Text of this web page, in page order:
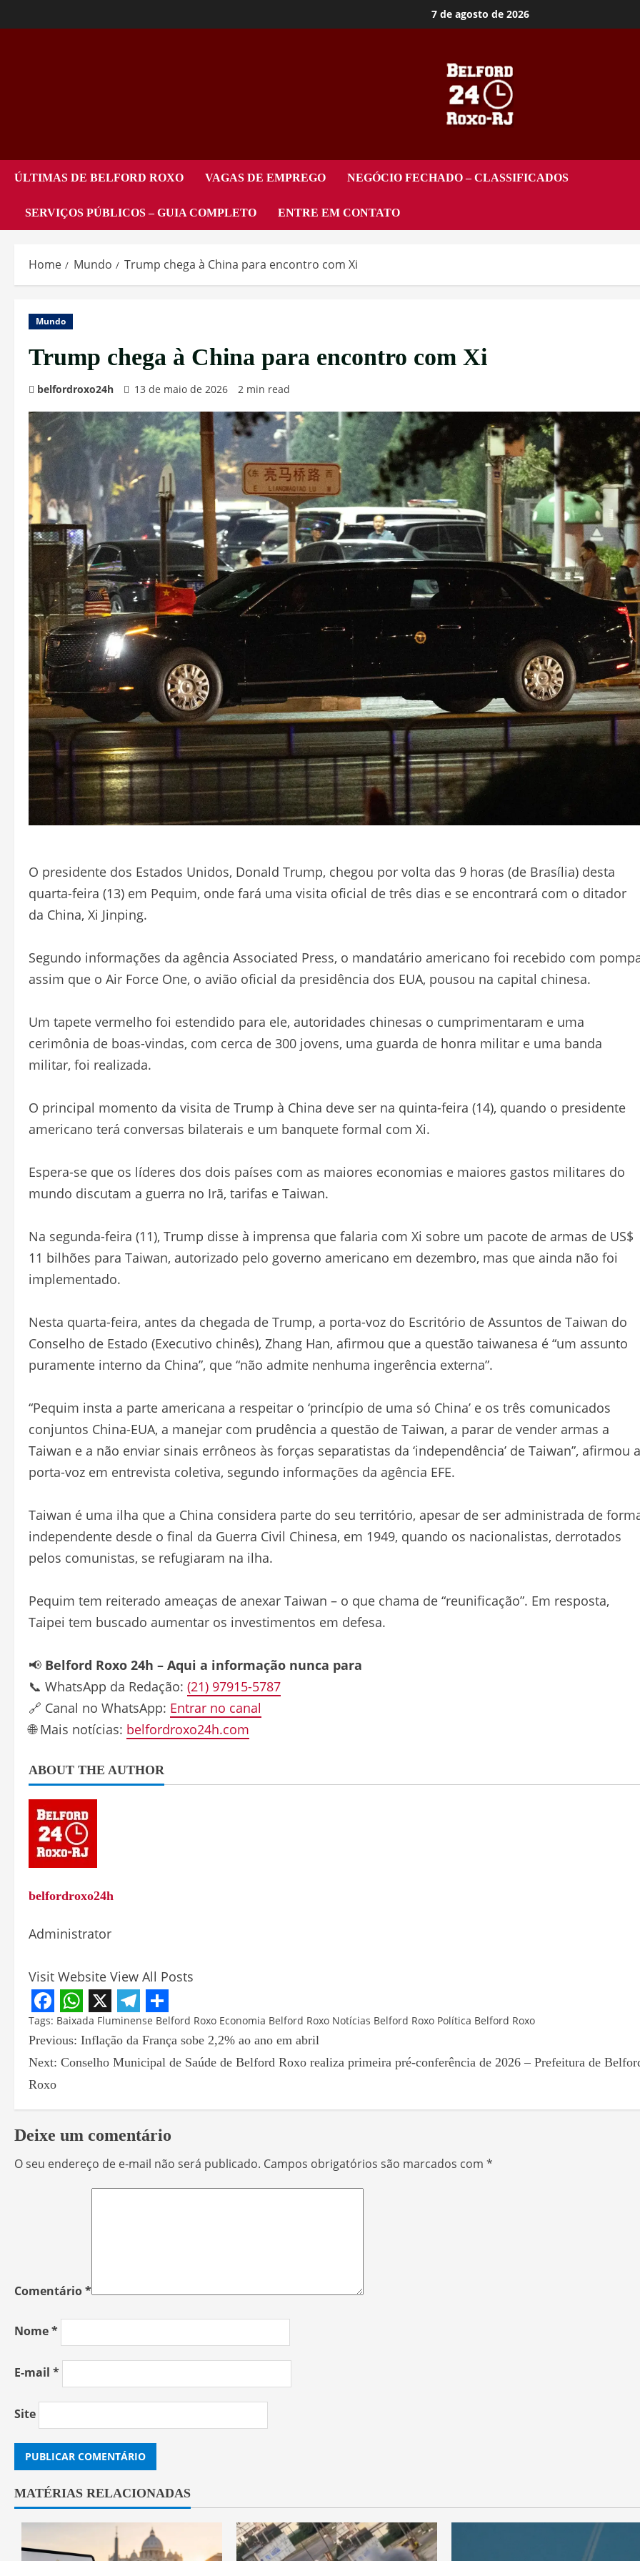
7 de agosto de 2026
ÚLTIMAS DE BELFORD ROXO VAGAS DE EMPREGO NEGÓCIO FECHADO – CLASSIFICADOS
SERVIÇOS PÚBLICOS – GUIA COMPLETO ENTRE EM CONTATO
Home Mundo Trump chega à China para encontro com Xi
Mundo
Trump chega à China para encontro com Xi
belfordroxo24h 13 de maio de 2026 2 min read
O presidente dos Estados Unidos, Donald Trump, chegou por volta das 9 horas (de Brasília) desta
quarta-feira (13) em Pequim, onde fará uma visita oficial de três dias e se encontrará com o ditador
da China, Xi Jinping.
Segundo informações da agência Associated Press, o mandatário americano foi recebido com
assim que o Air Force One, o avião oficial da presidência dos EUA, pousou na capital chinesa.
Um tapete vermelho foi estendido para ele, autoridades chinesas o cumprimentaram e uma
cerimônia de boas-vindas, com cerca de 300 jovens, uma guarda de honra militar e uma banda
militar, foi realizada.
O principal momento da visita de Trump à China deve ser na quinta-feira (14), quando o presidente
americano terá conversas bilaterais e um banquete formal com Xi.
Espera-se que os líderes dos dois países com as maiores economias e maiores gastos militares do
mundo discutam a guerra no Irã, tarifas e Taiwan.
Na segunda-feira (11), Trump disse à imprensa que falaria com Xi sobre um pacote de armas de US$
11 bilhões para Taiwan, autorizado pelo governo americano em dezembro, mas que ainda não foi
implementado.
Nesta quarta-feira, antes da chegada de Trump, a porta-voz do Escritório de Assuntos de Taiwan do
Conselho de Estado (Executivo chinês), Zhang Han, afirmou que a questão taiwanesa é “um assunto
puramente interno da China”, que “não admite nenhuma ingerência externa”.
“Pequim insta a parte americana a respeitar o ‘princípio de uma só China’ e os três comunicados
conjuntos China-EUA, a manejar com prudência a questão de Taiwan, a parar de vender armas a
Taiwan e a não enviar sinais errôneos às forças separatistas da ‘independência’ de Taiwan”, afirmou a
porta-voz em entrevista coletiva, segundo informações da agência EFE.
Taiwan é uma ilha que a China considera parte do seu território, apesar de ser administrada de
independente desde o final da Guerra Civil Chinesa, em 1949, quando os nacionalistas, derrotados
pelos comunistas, se refugiaram na ilha.
Pequim tem reiterado ameaças de anexar Taiwan – o que chama de “reunificação”. Em resposta,
Taipei tem buscado aumentar os investimentos em defesa.
📢 Belford Roxo 24h – Aqui a informação nunca para
📞 WhatsApp da Redação: (21) 97915-5787
🔗 Canal no WhatsApp: Entrar no canal
🌐 Mais notícias: belfordroxo24h.com
ABOUT THE AUTHOR
belfordroxo24h
Administrator
Visit Website View All Posts
Facebook
WhatsApp
X Telegram
Share
Tags: Baixada Fluminense Belford Roxo Economia Belford Roxo Notícias Belford Roxo Política Belford Roxo
Previous: Inflação da França sobe 2,2% ao ano em abril
Next: Conselho Municipal de Saúde de Belford Roxo realiza primeira pré-conferência de 2026 – Prefeitura de
Roxo
Deixe um comentário
O seu endereço de e-mail não será publicado. Campos obrigatórios são marcados com *
Comentário*
Nome*
E-mail *
Site
MATÉRIAS RELACIONADAS